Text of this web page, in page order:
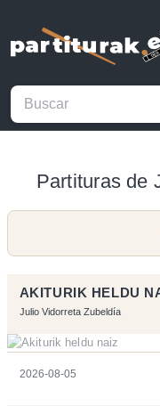
Partituras de
AKITURIK HELDU
Julio Vidorreta Zubeldía
2026-08-05